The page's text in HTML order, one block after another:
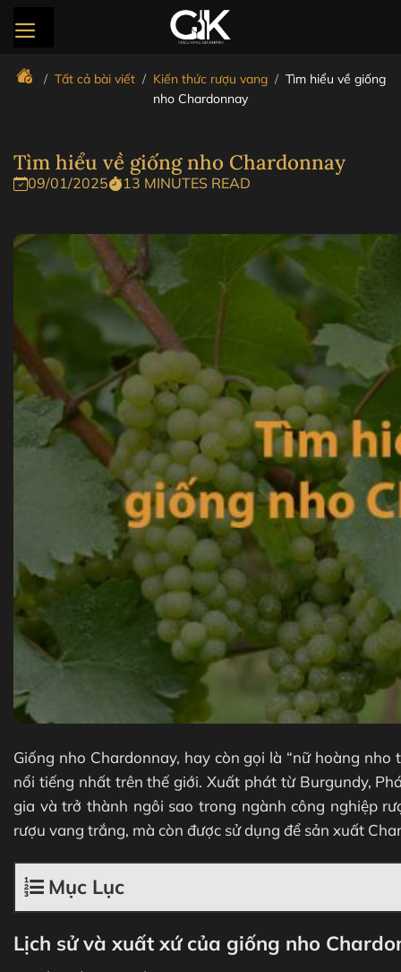
qua
dung
/ Tất cả bài viết / Kiến thức rượu vang / Tìm hiểu về giống
nho Chardonnay
Tìm hiểu về giống nho Chardonnay
09/01/2025 13 MINUTES READ
Giống nho Chardonnay, hay còn gọi là “nữ hoàng
nổi tiếng nhất trên thế giới. Xuất phát từ Burgundy,
gia và trở thành ngôi sao trong ngành công nghiệp
rượu vang trắng, mà còn được sử dụng để sản xuất
Mục Lục
Lịch sử và xuất xứ của giống nho